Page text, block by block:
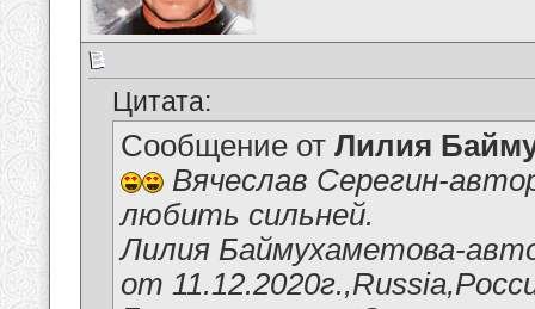
Цитата:
Сообщение от Лилия
Вячеслав Серегин-
любить сильней.
Лилия Баймухаметова-
от